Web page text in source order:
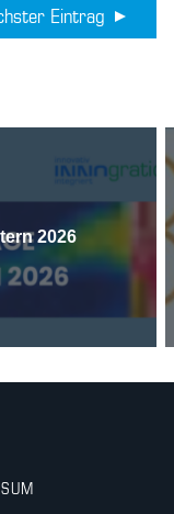
Eintrag
2026